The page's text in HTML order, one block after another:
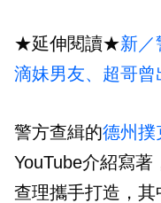
★延伸閱讀★新／
滴妹男友、超哥曾
警方查緝的德州撲
YouTube介紹寫著
查理攜手打造，